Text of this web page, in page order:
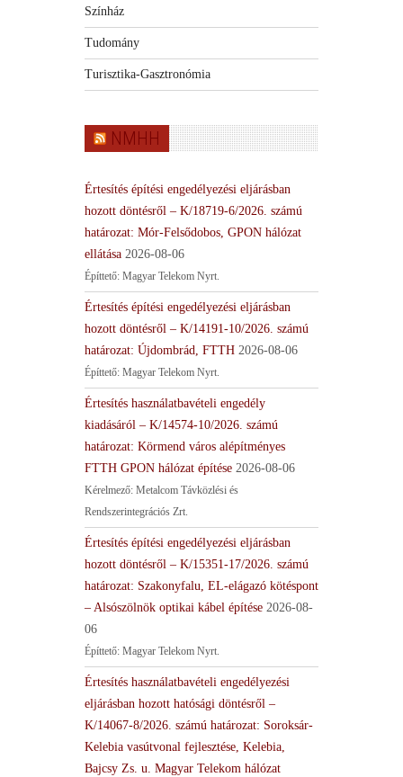
Színház
Tudomány
Turisztika-Gasztronómia
NMHH
Értesítés építési engedélyezési eljárásban
hozott döntésről – K/18719-6/2026. számú
határozat: Mór-Felsődobos, GPON hálózat
ellátása 2026-08-06
Építtető: Magyar Telekom Nyrt.
Értesítés építési engedélyezési eljárásban
hozott döntésről – K/14191-10/2026. számú
határozat: Újdombrád, FTTH 2026-08-06
Építtető: Magyar Telekom Nyrt.
Értesítés használatbavételi engedély
kiadásáról – K/14574-10/2026. számú
határozat: Körmend város alépítményes
FTTH GPON hálózat építése 2026-08-06
Kérelmező: Metalcom Távközlési és
Rendszerintegrációs Zrt.
Értesítés építési engedélyezési eljárásban
hozott döntésről – K/15351-17/2026. számú
határozat: Szakonyfalu, EL-elágazó kötéspont
– Alsószölnök optikai kábel építése 2026-08-
06
Építtető: Magyar Telekom Nyrt.
Értesítés használatbavételi engedélyezési
eljárásban hozott hatósági döntésről –
K/14067-8/2026. számú határozat: Soroksár-
Kelebia vasútvonal fejlesztése, Kelebia,
Bajcsy Zs. u. Magyar Telekom hálózat